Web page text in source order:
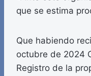
que se estima
Que habiendo
octubre de 2024
Registro de la